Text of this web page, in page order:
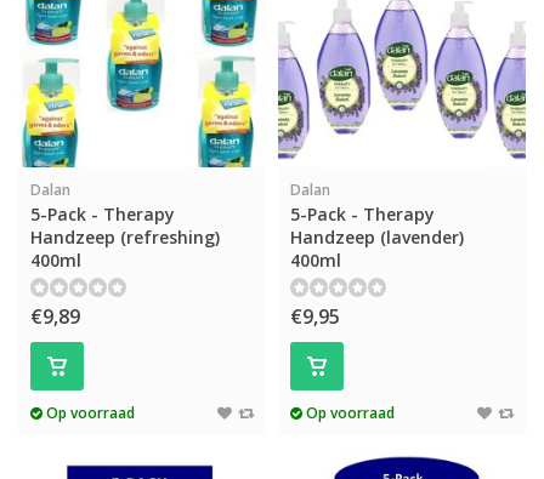
Dalan
5-Pack - Therapy
Handzeep (refreshing)
400ml
€9,89
Op voorraad
Dalan
5-Pack - Therapy
Handzeep (lavender)
400ml
€9,95
Op voorraad